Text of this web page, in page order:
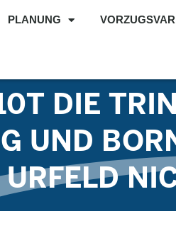
PLANUNG
DIE
UND